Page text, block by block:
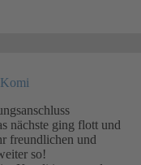
nächste ging flott und
freundlichen und
so!